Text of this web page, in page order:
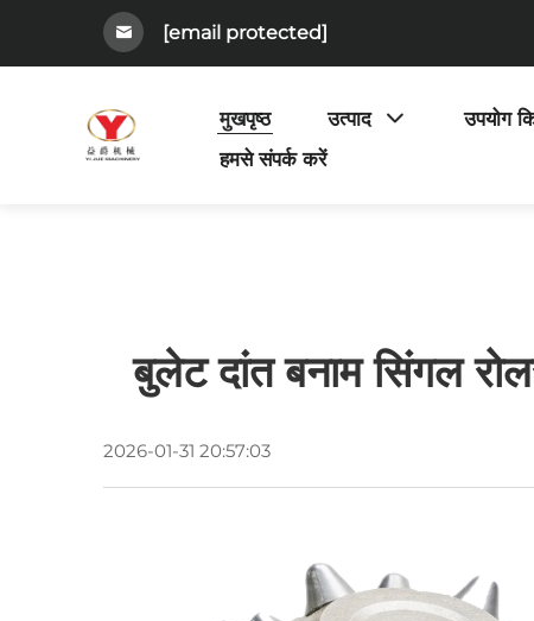
[email protected]
मुखपृष्ठ उत्पाद उपयोग
हमसे संपर्क करें
बुलेट दांत बनाम सिंगल
2026-01-31 20:57:03